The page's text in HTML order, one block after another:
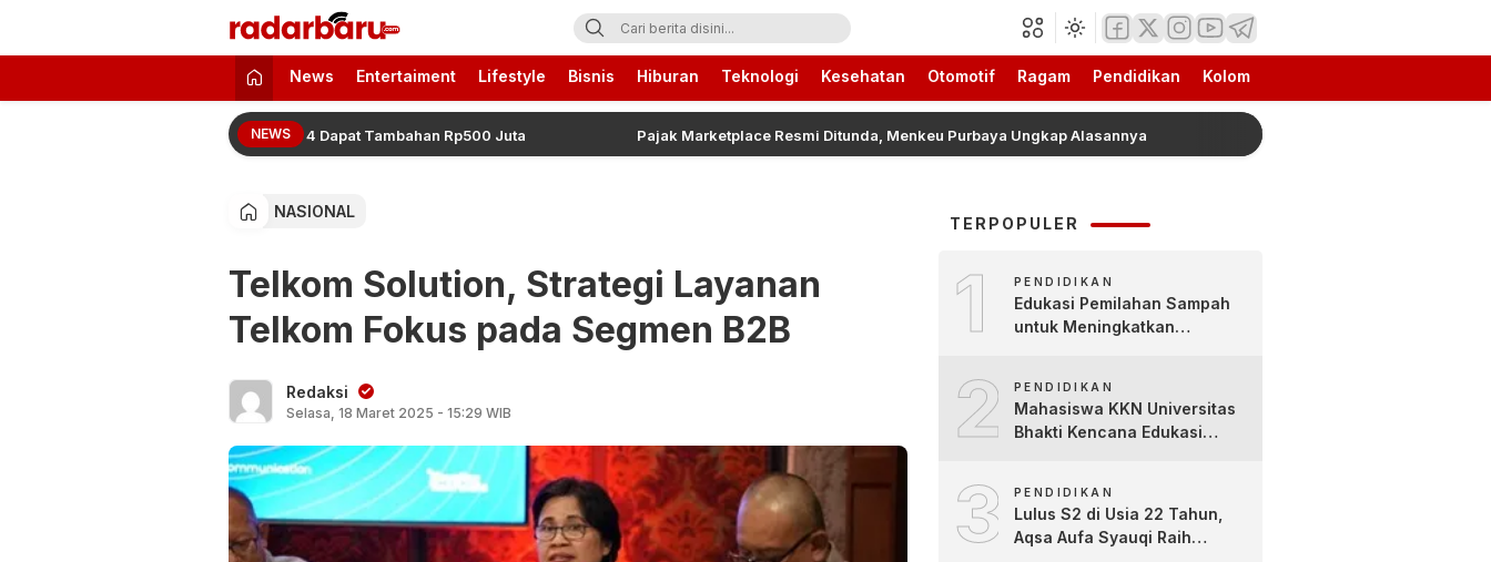
radarbaru.com
Informasi Berita Terbaru dan Terkini Hari Ini
News Entertaiment Lifestyle Bisnis Hiburan Teknologi Kesehatan Otomotif Ragam Pendidikan Kolom
NEWS
2026 Resmi Naik, Juara 2 hingga 4 Dapat Tambahan Rp500 Juta Pajak Marketplace Resmi Ditunda, Menkeu Purbaya Ungkap Alasannya Mengenal Lebih Dekat Jajanan
NASIONAL
Telkom Solution, Strategi Layanan
Telkom Fokus pada Segmen B2B
Redaksi
Selasa, 18 Maret 2025 - 15:29 WIB
TERPOPULER
1 PENDIDIKAN
Edukasi Pemilahan Sampah
untuk Meningkatkan
Kartini
2 PENDIDIKAN
Mahasiswa KKN Universitas
Bhakti Kencana Edukasi
3 PENDIDIKAN
Lulus S2 di Usia 22 Tahun,
Aqsa Aufa Syauqi Raih